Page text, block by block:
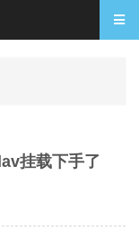
挂载下手了